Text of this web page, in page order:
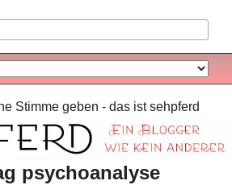
Stimme geben - das ist sehpferd
psychoanalyse